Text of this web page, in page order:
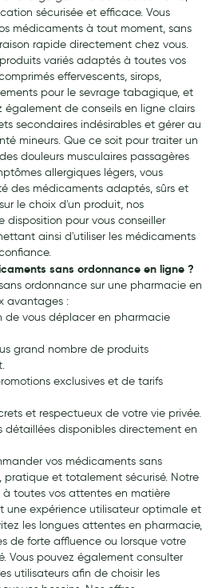
sécurisée et efficace. Vous
médicaments à tout moment, sans
rapide directement chez vous.
variés adaptés à toutes vos
effervescents, sirops,
pour le sevrage tabagique, et
également de conseils en ligne clairs
secondaires indésirables et gérer au
mineurs. Que ce soit pour traiter un
douleurs musculaires passagères
allergiques légers, vous
des médicaments adaptés, sûrs et
le choix d'un produit, nos
disposition pour vous conseiller
ainsi d'utiliser les médicaments
sans ordonnance en ligne ?
ordonnance sur une pharmacie en
avantages :
de vous déplacer en pharmacie
grand nombre de produits
exclusives et de tarifs
et respectueux de votre vie privée.
détaillées disponibles directement en
vos médicaments sans
et totalement sécurisé. Notre
toutes vos attentes en matière
une expérience utilisateur optimale et
les longues attentes en pharmacie,
de forte affluence ou lorsque votre
Vous pouvez également consulter
utilisateurs afin de choisir les